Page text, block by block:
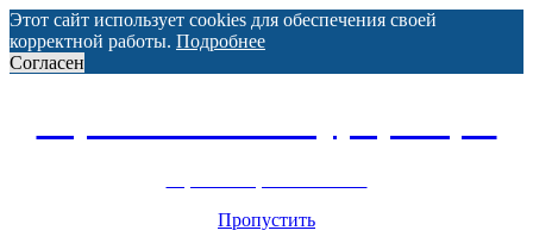
Этот сайт использует cookies для обеспечения своей
корректной работы. Подробнее
Согласен
Пропустить